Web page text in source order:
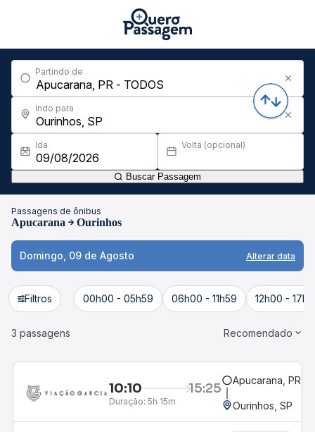
Partindo de
Indo para
Ida Volta (opcional)
Buscar Passagem
Passagens de ônibus
Apucarana Ourinhos
Domingo, 09 de Agosto Alterar data
Filtros 00h00 - 05h59 06h00 - 11h59 12h00 -
3 passagens Recomendado
10:10 15:25
Duração: 5h 15m
Apucarana, PR
Ourinhos, SP